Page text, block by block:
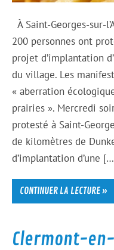
À Saint-Georges-sur-
200 personnes ont
projet d’implantation
du village. Les
« aberration
prairies ». Mercredi
protesté à Saint-
de kilomètres de
d’implantation d’une
CONTINUER LA LECTURE »
Clermont-